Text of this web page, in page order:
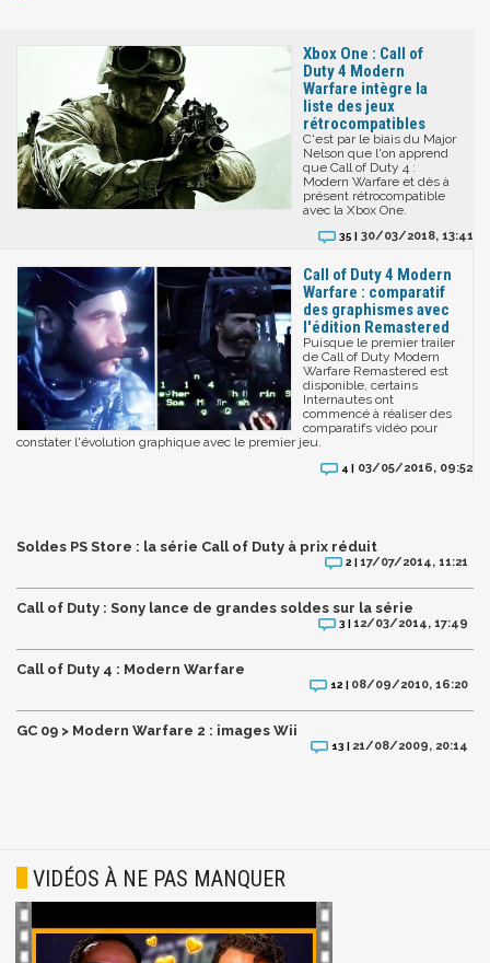
Xbox One : Call of
Duty 4 Modern
Warfare intègre la
liste des jeux
rétrocompatibles
C'est par le biais du Major
Nelson que l'on apprend
que Call of Duty 4 :
Modern Warfare et dès à
présent rétrocompatible
avec la Xbox One.
35 | 30/03/2018, 13:41
Call of Duty 4 Modern
Warfare : comparatif
des graphismes avec
l'édition Remastered
Puisque le premier trailer
de Call of Duty Modern
Warfare Remastered est
disponible, certains
Internautes ont
commencé à réaliser des
comparatifs vidéo pour
constater l'évolution graphique avec le premier jeu.
4 | 03/05/2016, 09:52
Soldes PS Store : la série Call of Duty à prix réduit
2 |17/07/2014, 11:21
Call of Duty : Sony lance de grandes soldes sur la série
3 |12/03/2014, 17:49
Call of Duty 4 : Modern Warfare
12 | 08/09/2010, 16:20
GC 09 > Modern Warfare 2 : images Wii
13 | 21/08/2009, 20:14
VIDÉOS À NE PAS MANQUER